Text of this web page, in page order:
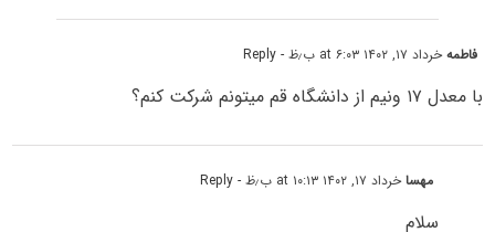
فاطمهخرداد ۱۷, ۱۴۰۲ at ۶:۰۳ ب٫ظ - Reply
با معدل ۱۷ ونیم از دانشگاه قم میتونم شرکت کنم؟
مهساخرداد ۱۷, ۱۴۰۲ at ۱۰:۱۳ ب٫ظ - Reply
سلام